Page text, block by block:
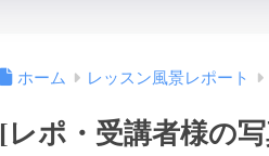
ホーム レッスン風景レポート
[レポ・受講者様の